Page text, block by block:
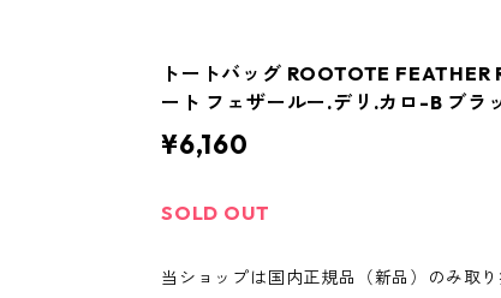
トートバッグ ROOTOTE FEATHER
ート フェザールー.デリ.カロ-B ブラ
¥6,160
SOLD OUT
当ショップは国内正規品（新品）のみ取